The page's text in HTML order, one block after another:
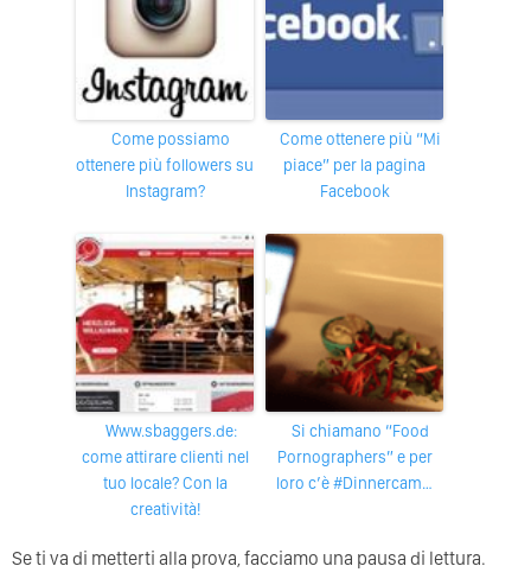
Come possiamo
ottenere più followers su
Instagram?
Come ottenere più “Mi
piace” per la pagina
Facebook
www.sbaggers.de:
come attirare clienti nel
tuo locale? Con la
creatività!
Si chiamano “Food
Pornographers” e per
loro c’è #Dinnercam…
Se ti va di metterti alla prova, facciamo una pausa di lettura.